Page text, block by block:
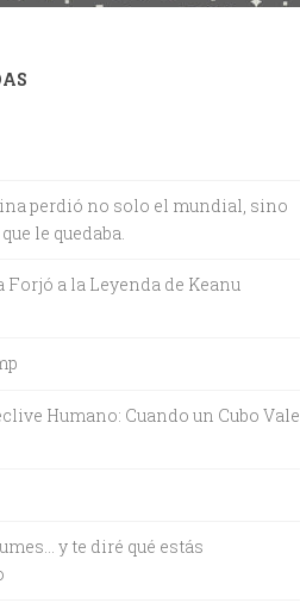
perdió no solo el mundial, sino
le quedaba.
Forjó a la Leyenda de Keanu
Humano: Cuando un Cubo Vale
y te diré qué estás